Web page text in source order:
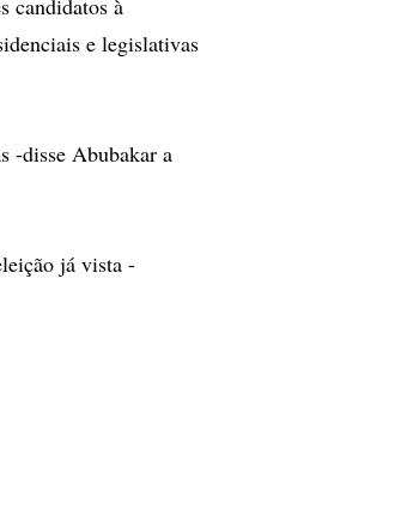
candidatos à
e legislativas
-disse Abubakar a
já vista -